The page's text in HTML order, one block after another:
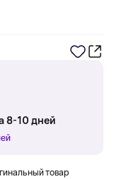
8-10 дней
товар